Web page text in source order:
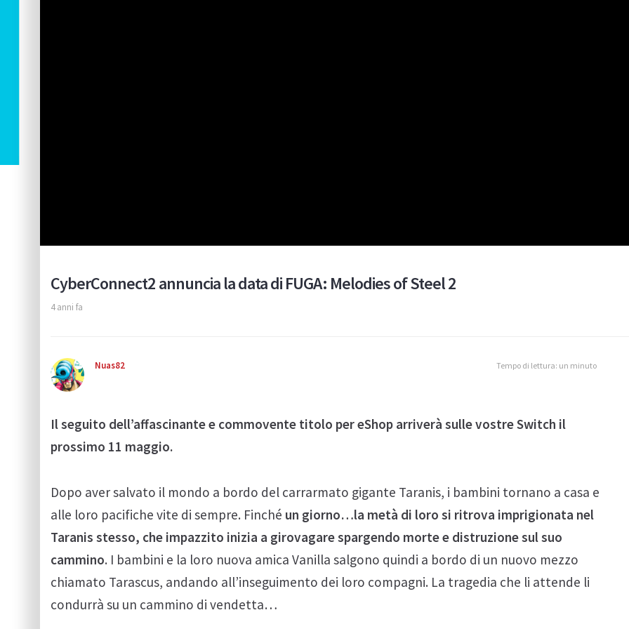
CyberConnect2 annuncia la data di FUGA: Melodies of Steel 2
4 anni fa
Nuas82 Tempo di lettura: un minuto
Il seguito dell’affascinante e commovente titolo per eShop arriverà sulle vostre Switch il
prossimo 11 maggio.
Dopo aver salvato il mondo a bordo del carrarmato gigante Taranis, i bambini tornano a casa e
alle loro pacifiche vite di sempre. Finché un giorno…la metà di loro si ritrova imprigionata nel
Taranis stesso, che impazzito inizia a girovagare spargendo morte e distruzione sul suo
cammino. I bambini e la loro nuova amica Vanilla salgono quindi a bordo di un nuovo mezzo
chiamato Tarascus, andando all’inseguimento dei loro compagni. La tragedia che li attende li
condurrà su un cammino di vendetta…